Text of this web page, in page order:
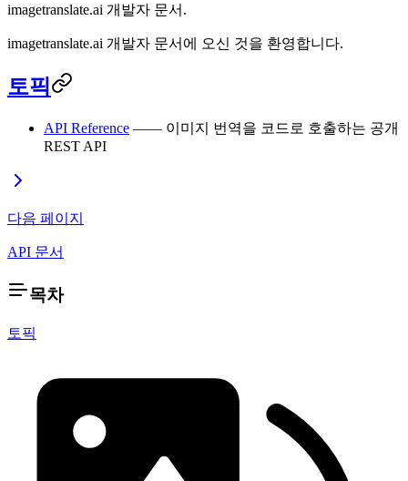
imagetranslate.ai 개발자 문서.
imagetranslate.ai 개발자 문서에 오신 것을 환영합니다.
토픽
API Reference —— 이미지 번역을 코드로 호출하는 공개
REST API
다음 페이지
API 문서
목차
토픽